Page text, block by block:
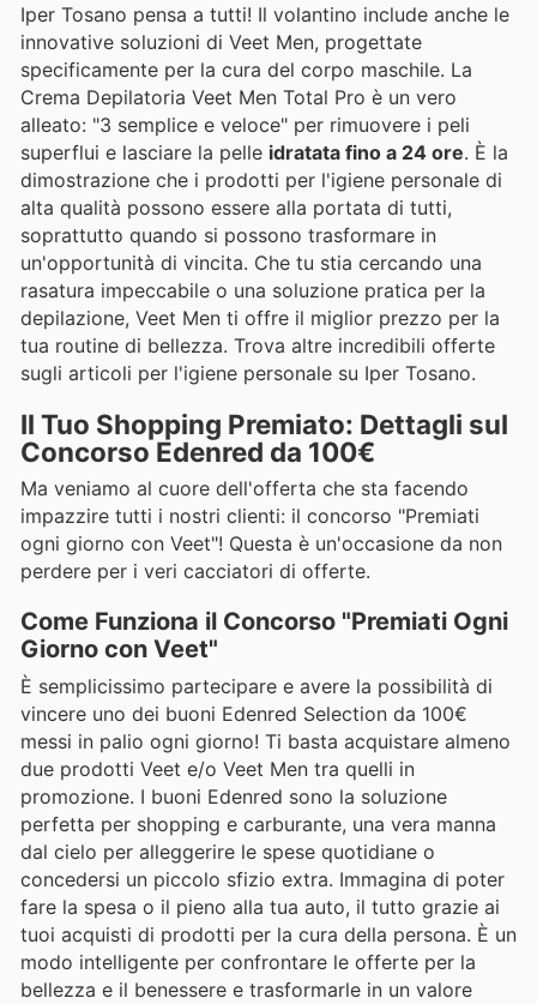
Iper Tosano pensa a tutti! Il volantino include anche le
innovative soluzioni di Veet Men, progettate
specificamente per la cura del corpo maschile. La
Crema Depilatoria Veet Men Total Pro è un vero
alleato: "3 semplice e veloce" per rimuovere i peli
superflui e lasciare la pelle idratata fino a 24 ore. È la
dimostrazione che i prodotti per l'igiene personale di
alta qualità possono essere alla portata di tutti,
soprattutto quando si possono trasformare in
un'opportunità di vincita. Che tu stia cercando una
rasatura impeccabile o una soluzione pratica per la
depilazione, Veet Men ti offre il miglior prezzo per la
tua routine di bellezza. Trova altre incredibili offerte
sugli articoli per l'igiene personale su Iper Tosano.
Il Tuo Shopping Premiato: Dettagli sul
Concorso Edenred da 100€
Ma veniamo al cuore dell'offerta che sta facendo
impazzire tutti i nostri clienti: il concorso "Premiati
ogni giorno con Veet"! Questa è un'occasione da non
perdere per i veri cacciatori di offerte.
Come Funziona il Concorso "Premiati Ogni
Giorno con Veet"
È semplicissimo partecipare e avere la possibilità di
vincere uno dei buoni Edenred Selection da 100€
messi in palio ogni giorno! Ti basta acquistare almeno
due prodotti Veet e/o Veet Men tra quelli in
promozione. I buoni Edenred sono la soluzione
perfetta per shopping e carburante, una vera manna
dal cielo per alleggerire le spese quotidiane o
concedersi un piccolo sfizio extra. Immagina di poter
fare la spesa o il pieno alla tua auto, il tutto grazie ai
tuoi acquisti di prodotti per la cura della persona. È un
modo intelligente per confrontare le offerte per la
bellezza e il benessere e trasformarle in un valore